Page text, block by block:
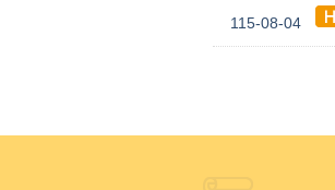
115-08-04